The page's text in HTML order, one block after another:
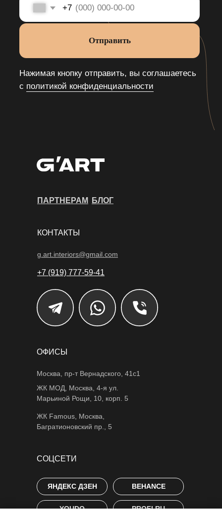
ПАРТНЕРАМ БЛОГ
КОНТАКТЫ
+7 (919) 777-59-41
g.art.interiors@gmail.com
СОЦСЕТИ
BEHANCE
PROFI.RU
YOUDO
ЯНДЕКС ДЗЕН
ОФИСЫ
ЖК Famous, Москва,
Багратионовский пр., 5
ЖК МОД, Москва, 4-я ул.
Марьиной Рощи, 10, корп. 5
Москва, пр-т Вернадского, 41с1